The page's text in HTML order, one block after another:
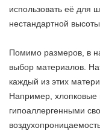
использовать её для
нестандартной высоты.
Помимо размеров, в
выбор материалов.
каждый из этих
Например, хлопковые
гипоаллергенными